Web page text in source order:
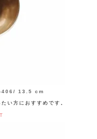
406/ 13.5 cm
い方におすすめです。